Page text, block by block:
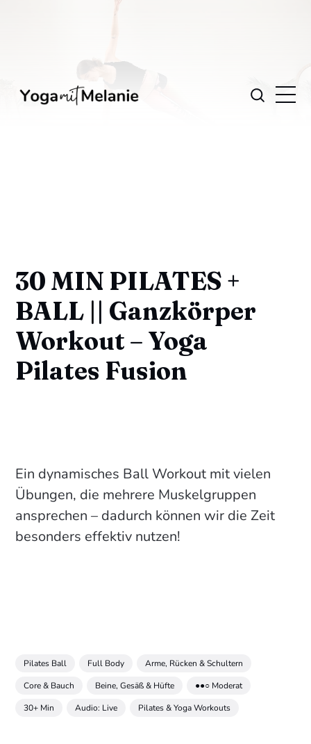
30 MIN PILATES +
BALL || Ganzkörper
Workout – Yoga
Pilates Fusion
Ein dynamisches Ball Workout mit vielen
Übungen, die mehrere Muskelgruppen
ansprechen – dadurch können wir die Zeit
besonders effektiv nutzen!
Pilates Ball Full Body
Arme, Rücken & Schultern
Core & Bauch
Beine, Gesäß & Hüfte
●●○ Moderat
30+ Min
Audio: Live Pilates & Yoga Workouts